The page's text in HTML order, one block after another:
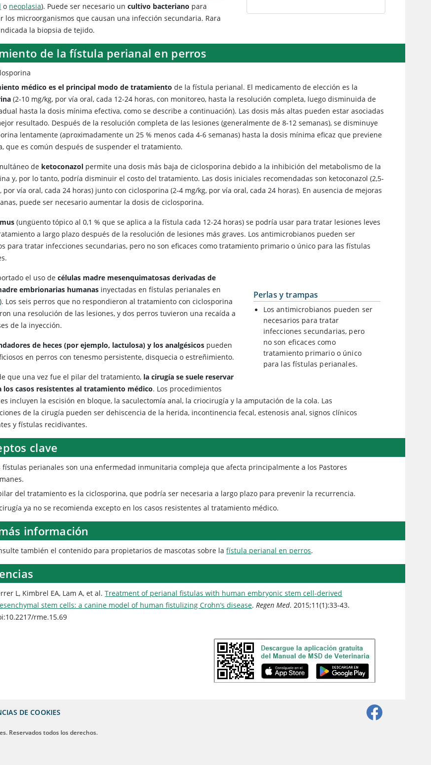
o neoplasia). Puede ser necesario uncultivo bacteriano para
los microorganismos que causan una infección secundaria. Rara
la biopsia de tejido.
de la fístula perianal en perros
médico es el principal modo de tratamiento de la fístula perianal. El medicamento de elección es la
(2-10 mg/kg, por vía oral, cada 12-24 horas, con monitoreo, hasta la resolución completa, luego disminuida de
hasta la dosis mínima efectiva, como se describe a continuación). Las dosis más altas pueden estar asociadas
resultado. Después de la resolución completa de las lesiones (generalmente de 8-12 semanas), se disminuye
lentamente (aproximadamente un 25 % menos cada 4-6 semanas) hasta la dosis mínima eficaz que previene
que es común después de suspender el tratamiento.
de ketoconazol permite una dosis más baja de ciclosporina debido a la inhibición del metabolismo de la
y, por lo tanto, podría disminuir el costo del tratamiento. Las dosis iniciales recomendadas son ketoconazol (2,5-
por vía oral, cada 24 horas) junto con ciclosporina (2-4 mg/kg, por vía oral, cada 24 horas). En ausencia de mejoras
puede ser necesario aumentar la dosis de ciclosporina.
(ungüento tópico al 0,1 % que se aplica a la fístula cada 12-24 horas) se podría usar para tratar lesiones leves
a largo plazo después de la resolución de lesiones más graves. Los antimicrobianos pueden ser
para tratar infecciones secundarias, pero no son eficaces como tratamiento primario o único para las fístulas
Perlas y trampas
Los antimicrobianos pueden ser
necesarios para tratar
infecciones secundarias, pero
no son eficaces como
tratamiento primario o único
para las fístulas perianales.
el uso decélulas madre mesenquimatosas derivadas de
embrionarias humanas inyectadas en fístulas perianales en
). Los seis perros que no respondieron al tratamiento con ciclosporina
una resolución de las lesiones, y dos perros tuvieron una recaída a
de la inyección.
de heces (por ejemplo, lactulosa) y los analgésicos pueden
en perros con tenesmo persistente, disquecia o estreñimiento.
que una vez fue el pilar del tratamiento, la cirugía se suele reservar
los casos resistentes al tratamiento médico. Los procedimientos
incluyen la escisión en bloque, la saculectomía anal, la criocirugía y la amputación de la cola. Las
de la cirugía pueden ser dehiscencia de la herida, incontinencia fecal, estenosis anal, signos clínicos
y fístulas recidivantes.
clave
fístulas perianales son una enfermedad inmunitaria compleja que afecta principalmente a los Pastores
del tratamiento es la ciclosporina, que podría ser necesaria a largo plazo para prevenir la recurrencia.
ya no se recomienda excepto en los casos resistentes al tratamiento médico.
información
también el contenido para propietarios de mascotas sobre lafístula perianal en perros.
L, Kimbrel EA, Lam A, et al.Treatment of perianal fistulas with human embryonic stem cell-derived
stem cells: a canine model of human fistulizing Crohn’s disease.Regen Med. 2015;11(1):33-43.
rme.15.69
DE COOKIES
Reservados todos los derechos.